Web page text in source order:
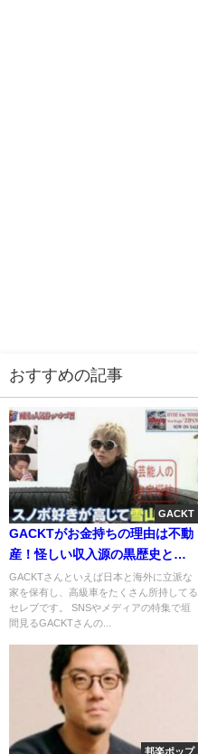
おすすめの記事
GACKT
GACKTがお金持ちの理由は不動
産！怪しい収入源の黒歴史と年
収(財源の謎)
GACKTさんといえば日本と海外に立派な
家を保有し、高級車をたくさん所持してる
セレブです。 SNSやメディアの特集で垣
間見るGACKTさんの...